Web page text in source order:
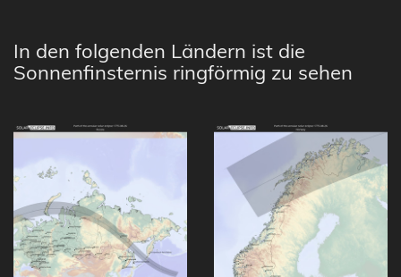
In den folgenden Ländern ist die
Sonnenfinsternis ringförmig zu sehen